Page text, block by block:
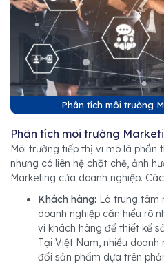
Phân tích môi trường
Phân tích môi trường
Môi trường tiếp thị vi mô là phần
nhưng có liên hệ chặt chẽ, ảnh
Marketing của doanh nghiệp.
Khách hàng: Là trung tâm
doanh nghiệp cần hiểu rõ
vi khách hàng để thiết kế
Tại Việt Nam, nhiều
đổi sản phẩm dựa trên